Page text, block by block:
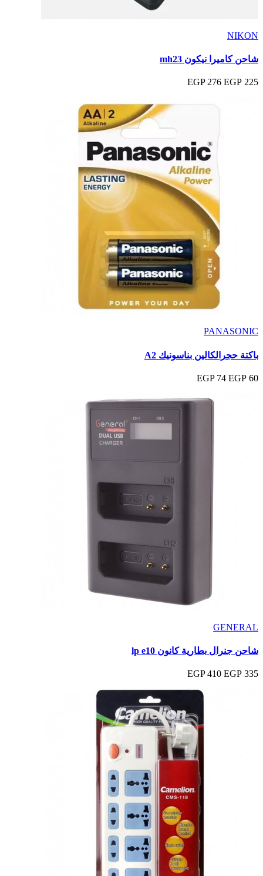
NIKON
شاحن كاميرا نيكون mh23
225 EGP
276 EGP
PANASONIC
باكتة حجرالكالين بناسونيك A2
60 EGP
74 EGP
GENERAL
شاحن جنرال بطارية كانون lp e10
335 EGP
410 EGP